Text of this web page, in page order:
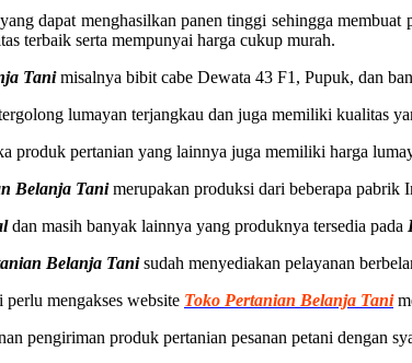
yang dapat menghasilkan panen tinggi sehingga membuat
terbaik serta mempunyai harga cukup murah.
Tanimisalnya bibit cabe Dewata 43 F1, Pupuk, dan
lumayan terjangkau dan juga memiliki kualitas
produk pertanian yang lainnya juga memiliki harga
Belanja Tanimerupakan produksi dari beberapa pabrik
dan masih banyak lainnya yang produknya tersedia pada
Belanja Tanisudah menyediakan pelayanan
mengakses website Toko Pertanian Belanja Tani
pengiriman produk pertanian pesanan petani dengan